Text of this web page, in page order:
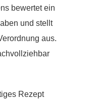
bewertet ein
und stellt
aus.
Rezept